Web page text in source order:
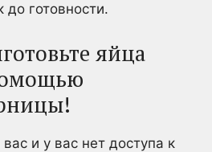
до готовности.
яйца
и у вас нет доступа к